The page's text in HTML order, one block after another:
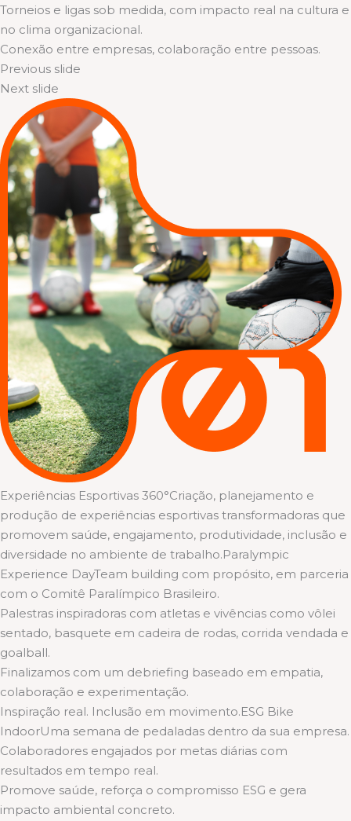
Torneios e ligas sob medida, com impacto real na cultura e
no clima organizacional.
Conexão entre empresas, colaboração entre pessoas.
Previous slide
Next slide
Experiências Esportivas 360°Criação, planejamento e
produção de experiências esportivas transformadoras que
promovem saúde, engajamento, produtividade, inclusão e
diversidade no ambiente de trabalho.Paralympic
Experience DayTeam building com propósito, em parceria
com o Comitê Paralímpico Brasileiro.
Palestras inspiradoras com atletas e vivências como vôlei
sentado, basquete em cadeira de rodas, corrida vendada e
goalball.
Finalizamos com um debriefing baseado em empatia,
colaboração e experimentação.
Inspiração real. Inclusão em movimento.ESG Bike
IndoorUma semana de pedaladas dentro da sua empresa.
Colaboradores engajados por metas diárias com
resultados em tempo real.
Promove saúde, reforça o compromisso ESG e gera
impacto ambiental concreto.